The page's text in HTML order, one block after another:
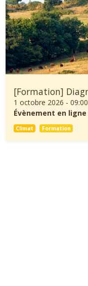
1 octobre 2026 - 09:00
Évènement en ligne
Climat Formation